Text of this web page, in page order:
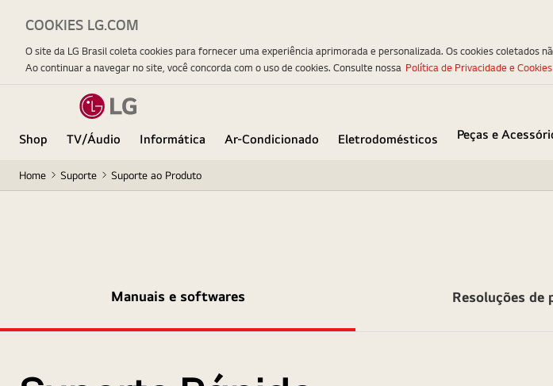
Shop TV/Áudio Informática Ar-Condicionado Eletrodomésticos Peças e
Home Suporte Suporte ao Produto
Manuais e softwares Resoluções de
COOKIES LG.COM
O site da LG Brasil coleta cookies para fornecer uma experiência aprimorada e personalizada. Os cookies
Ao continuar a navegar no site, você concorda com o uso de cookies. Consulte nossa Política de Privacidade e